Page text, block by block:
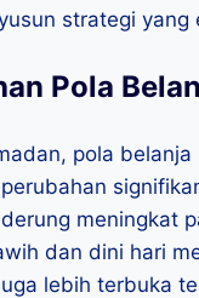
strategi yang
Pola
pola belanja
meningkat
dan dini hari
lebih terbuka